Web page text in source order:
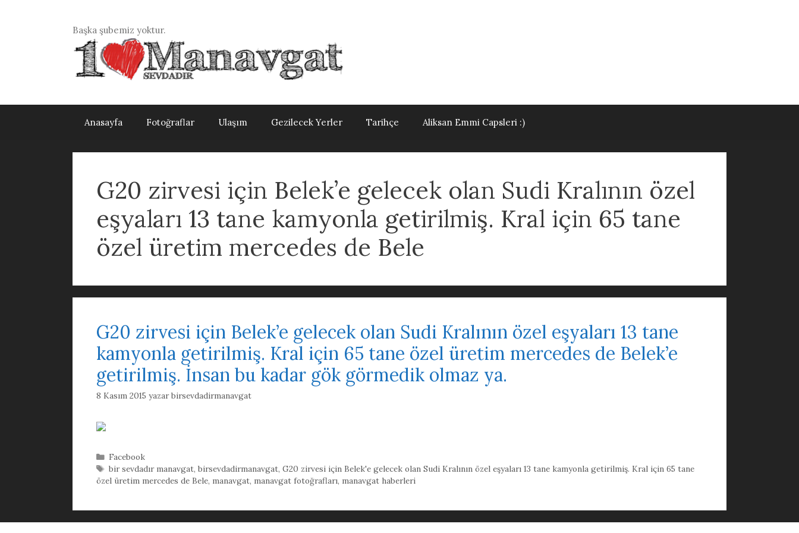
Başka şubemiz yoktur.
Anasayfa Fotoğraflar Ulaşım Gezilecek Yerler Tarihçe Aliksan Emmi Capsleri :)
G20 zirvesi için Belek’e gelecek olan Sudi Kralının özel
eşyaları 13 tane kamyonla getirilmiş. Kral için 65 tane
özel üretim mercedes de Bele
G20 zirvesi için Belek’e gelecek olan Sudi Kralının özel eşyaları 13 tane
kamyonla getirilmiş. Kral için 65 tane özel üretim mercedes de Belek’e
getirilmiş. İnsan bu kadar gök görmedik olmaz ya.
8 Kasım 2015 yazarbirsevdadirmanavgat
Kategoriler
Facebook
Etiketler
bir sevdadır manavgat,birsevdadirmanavgat,G20 zirvesi için Belek'e gelecek olan Sudi Kralının özel eşyaları 13 tane kamyonla getirilmiş. Kral için 65 tane
özel üretim mercedes de Bele, manavgat, manavgat fotoğrafları, manavgat haberleri